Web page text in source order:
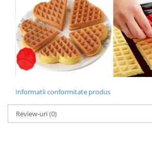
Informatii conformitate produs
Review-uri(0)